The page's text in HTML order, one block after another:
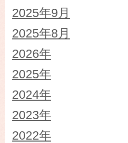
2025年9月
2025年8月
2026年
2025年
2024年
2023年
2022年